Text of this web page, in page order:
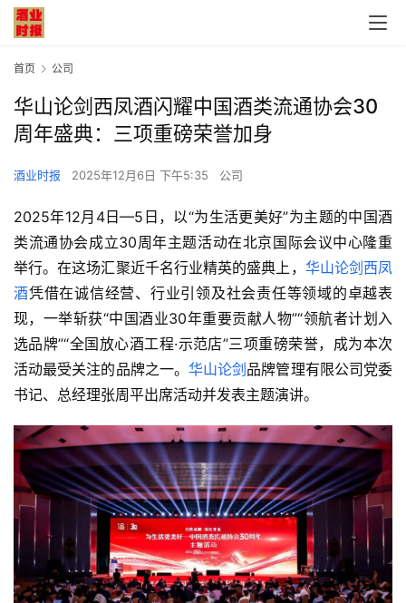
首页 公司
华山论剑西凤酒闪耀中国酒类流通协会30
周年盛典：三项重磅荣誉加身
酒业时报 2025年12月6日 下午5:35 公司
2025年12月4日—5日，以“为生活更美好”为主题的中国酒
类流通协会成立30周年主题活动在北京国际会议中心隆重
举行。在这场汇聚近千名行业精英的盛典上， 华山论剑西凤
酒凭借在诚信经营、行业引领及社会责任等领域的卓越表
现，一举斩获“中国酒业30年重要贡献人物”“领航者计划入
选品牌”“全国放心酒工程·示范店”三项重磅荣誉，成为本次
活动最受关注的品牌之一。 华山论剑 品牌管理有限公司党委
书记、总经理张周平出席活动并发表主题演讲。